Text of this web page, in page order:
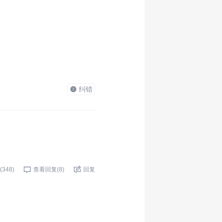
纠错
348) 查看回复(8) 回复